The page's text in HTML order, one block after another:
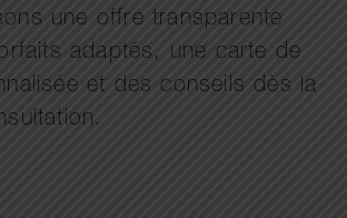
une offre transparente
adaptés, une carte de
et des conseils dès la